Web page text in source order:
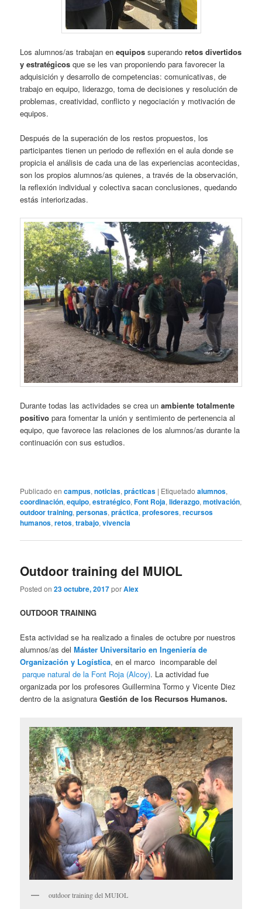
Los alumnos/as trabajan enequipos superandoretos divertidos
y estratégicos que se les van proponiendo para favorecer la
adquisición y desarrollo de competencias: comunicativas, de
trabajo en equipo, liderazgo, toma de decisiones y resolución de
problemas, creatividad, conflicto y negociación y motivación de
equipos.
Después de la superación de los restos propuestos, los
participantes tienen un periodo de reflexión en el aula donde se
propicia el análisis de cada una de las experiencias acontecidas,
son los propios alumnos/as quienes, a través de la observación,
la reflexión individual y colectiva sacan conclusiones, quedando
estás interiorizadas.
Durante todas las actividades se crea unambiente totalmente
positivo para fomentar la unión y sentimiento de pertenencia al
equipo, que favorece las relaciones de los alumnos/as durante la
continuación con sus estudios.
Publicado en campus,noticias,prácticas | Etiquetado alumnos,
coordinación,equipo,estratégico,Font Roja,liderazgo,motivación,
outdoor training,personas,práctica,profesores,recursos
humanos,retos,trabajo,vivencia
Outdoor training del MUIOL
Posted on23 octubre, 2017porAlex
OUTDOOR TRAINING
Esta actividad se ha realizado a finales de octubre por nuestros
alumnos/as delMáster Universitario en Ingeniería de
Organización y Logística, en el marco incomparable del
parque natural de la Font Roja (Alcoy). La actividad fue
organizada por los profesores Guillermina Tormo y Vicente Diez
dentro de la asignaturaGestión de los Recursos Humanos.
outdoor training del MUIOL